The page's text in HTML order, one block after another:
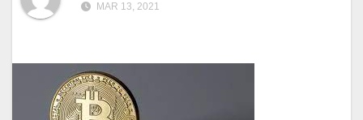
MAR 13, 2021